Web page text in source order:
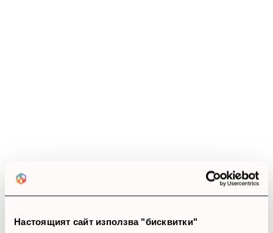
Настоящият сайт използва "бисквитки"